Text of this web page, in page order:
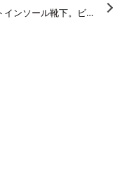
はくだけで足をサポートインソール靴下。ビジネスマン必見！